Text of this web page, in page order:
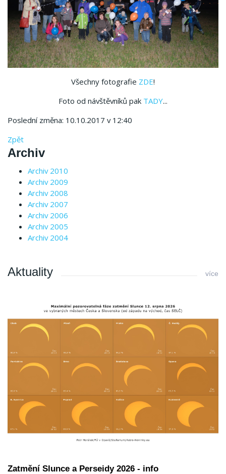
Všechny fotografie ZDE!
Foto od návštěvníků pak TADY...
Poslední změna: 10.10.2017 v 12:40
Zpět
Archiv
Archiv 2010
Archiv 2009
Archiv 2008
Archiv 2007
Archiv 2006
Archiv 2005
Archiv 2004
Aktuality více
Zatmění Slunce a Perseidy 2026 - info